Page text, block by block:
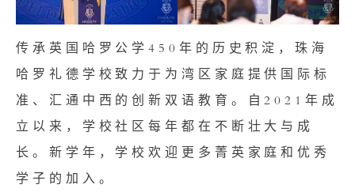
传承英国哈罗公学450年的历史积淀，珠海
哈罗礼德学校致力于为湾区家庭提供国际标
准、汇通中西的创新双语教育。自2021年成
立以来，学校社区每年都在不断壮大与成
长。新学年，学校欢迎更多菁英家庭和优秀
学子的加入。